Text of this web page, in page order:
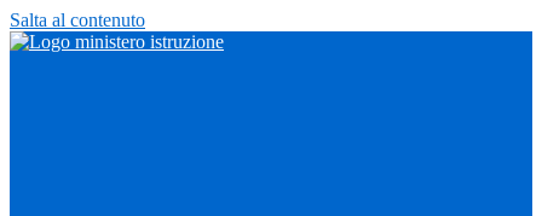
Salta al contenuto